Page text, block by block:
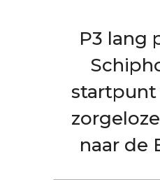
P3 lang
startpunt
naar de